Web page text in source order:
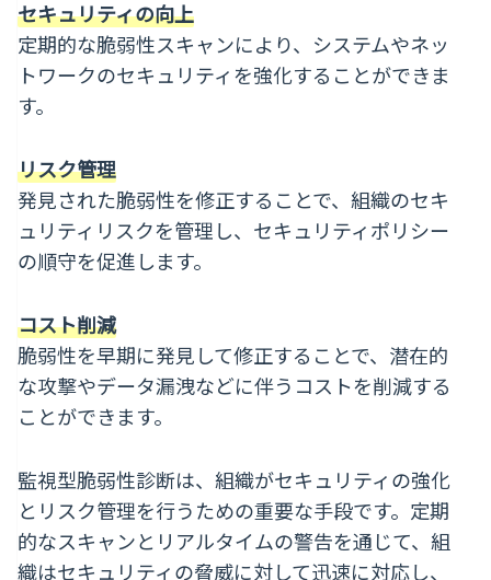
セキュリティの向上
定期的な脆弱性スキャンにより、システムやネッ
トワークのセキュリティを強化することができま
す。
リスク管理
発見された脆弱性を修正することで、組織のセキ
ュリティリスクを管理し、セキュリティポリシー
の順守を促進します。
コスト削減
脆弱性を早期に発見して修正することで、潜在的
な攻撃やデータ漏洩などに伴うコストを削減する
ことができます。
監視型脆弱性診断は、組織がセキュリティの強化
とリスク管理を行うための重要な手段です。定期
的なスキャンとリアルタイムの警告を通じて、組
織はセキュリティの脅威に対して迅速に対応し、